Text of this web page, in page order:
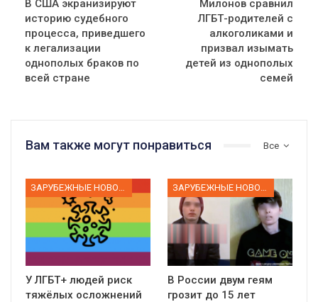
В США экранизируют
историю судебного
процесса, приведшего
к легализации
однополых браков по
всей стране
Милонов сравнил
ЛГБТ-родителей с
алкоголиками и
призвал изымать
детей из однополых
семей
Все
Вам также могут понравиться
У ЛГБТ+ людей риск
тяжёлых осложнений
В России двум геям
грозит до 15 лет